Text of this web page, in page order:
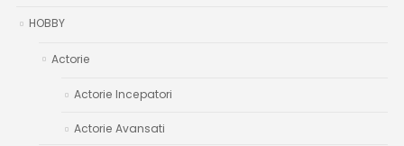
HOBBY
Actorie
Actorie Incepatori
Actorie Avansati